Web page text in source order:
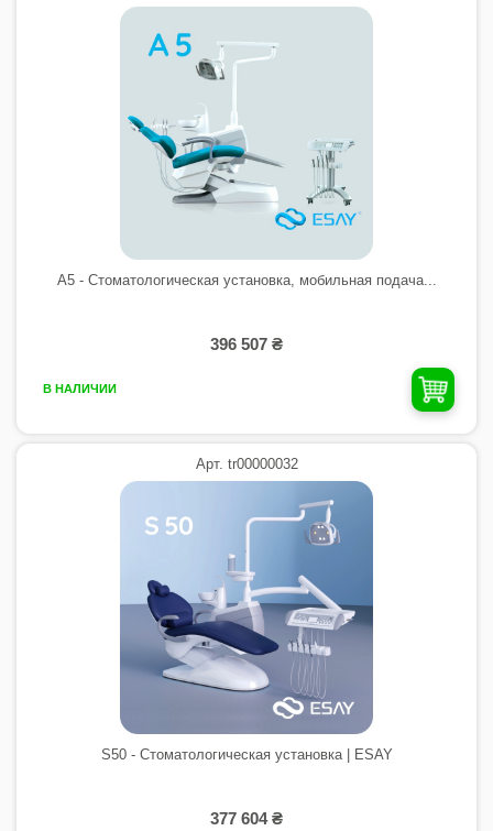
A5 - Стоматологическая установка, мобильная подача...
396 507 ₴
В НАЛИЧИИ
Арт. tr00000032
S50 - Стоматологическая установка | ESAY
377 604 ₴